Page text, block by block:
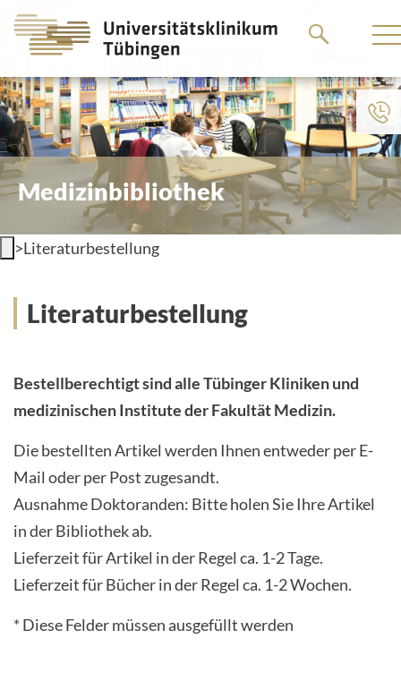
main
content
Medizinbibliothek
>Literaturbestellung
Literaturbestellung
Bestellberechtigt sind alle Tübinger Kliniken und
medizinischen Institute der Fakultät Medizin.
Die bestellten Artikel werden Ihnen entweder per E-
Mail oder per Post zugesandt.
Ausnahme Doktoranden: Bitte holen Sie Ihre Artikel
in der Bibliothek ab.
Lieferzeit für Artikel in der Regel ca. 1-2 Tage.
Lieferzeit für Bücher in der Regel ca. 1-2 Wochen.
* Diese Felder müssen ausgefüllt werden
main
content